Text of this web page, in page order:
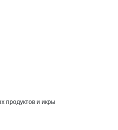
продуктов и икры